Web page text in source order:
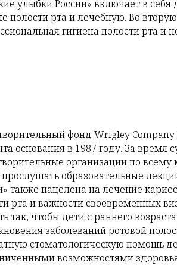
улыбки России» включает в
полости рта и лечебную. Во
гигиена полости рта и
фонд Wrigley Company
основания в 1987 году. За
организации по
образовательные
также нацелена на лечение
рта и важности своевременных
так, чтобы дети с раннего
заболеваний ротовой
стоматологическую помощь
возможностями